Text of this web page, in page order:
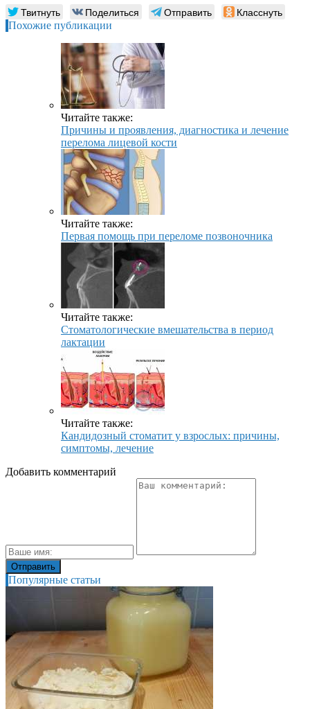
Твитнуть Поделиться Отправить Класснуть
Похожие публикации
Читайте также:
Причины и проявления, диагностика и лечение
перелома лицевой кости
Читайте также:
Первая помощь при переломе позвоночника
Читайте также:
Стоматологические вмешательства в период
лактации
Читайте также:
Кандидозный стоматит у взрослых: причины,
симптомы, лечение
Добавить комментарий
Популярные статьи